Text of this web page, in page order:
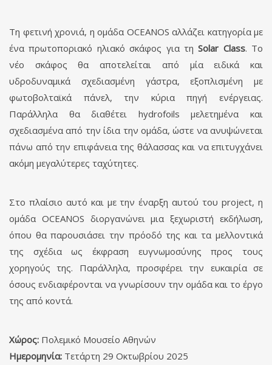
Τη φετινή χρονιά, η ομάδα OCEANOS αλλάζει κατηγορία με
ένα πρωτοποριακό ηλιακό σκάφος για τηSolar Class. Το
νέο σκάφος θα αποτελείται από μία ειδικά και
υδροδυναμικά σχεδιασμένη γάστρα, εξοπλισμένη με
φωτοβολταϊκά πάνελ, την κύρια πηγή ενέργειας.
Παράλληλα θα διαθέτει hydrofoils μελετημένα και
σχεδιασμένα από την ίδια την ομάδα, ώστε να ανυψώνεται
πάνω από την επιφάνεια της θάλασσας και να επιτυγχάνει
ακόμη μεγαλύτερες ταχύτητες.
Στο πλαίσιο αυτό και με την έναρξη αυτού του project, η
ομάδα OCEANOS διοργανώνει μια ξεχωριστή εκδήλωση,
όπου θα παρουσιάσει την πρόοδό της και τα μελλοντικά
της σχέδια ως έκφραση ευγνωμοσύνης προς τους
χορηγούς της. Παράλληλα, προσφέρει την ευκαιρία σε
όσους ενδιαφέρονται να γνωρίσουν την ομάδα και το έργο
της από κοντά.
Χώρος: Πολεμικό Μουσείο Αθηνών
Ημερομηνία: Τετάρτη 29 Οκτωβρίου 2025